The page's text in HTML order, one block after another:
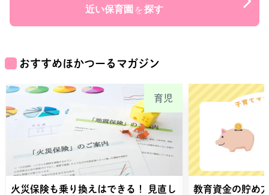
近い保育園 を探す
おすすめほかつーるマガジン
育児
火災保険も乗り換えはできる！ 見直し
教育資金の貯め